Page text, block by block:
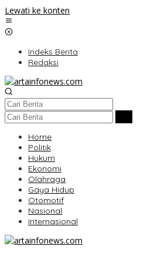
Lewati ke konten
Indeks Berita
Redaksi
Home
Politik
Hukum
Ekonomi
Olahraga
Gaya Hidup
Otomotif
Nasional
Internasional